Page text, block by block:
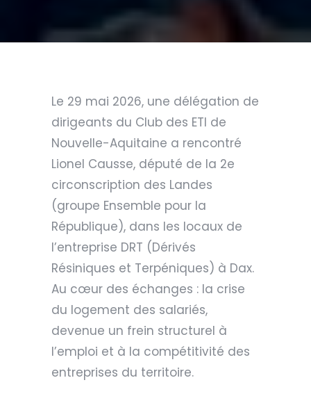
Le 29 mai 2026, une délégation de
dirigeants du Club des ETI de
Nouvelle-Aquitaine a rencontré
Lionel Causse, député de la 2e
circonscription des Landes
(groupe Ensemble pour la
République), dans les locaux de
l’entreprise DRT (Dérivés
Résiniques et Terpéniques) à Dax.
Au cœur des échanges : la crise
du logement des salariés,
devenue un frein structurel à
l’emploi et à la compétitivité des
entreprises du territoire.